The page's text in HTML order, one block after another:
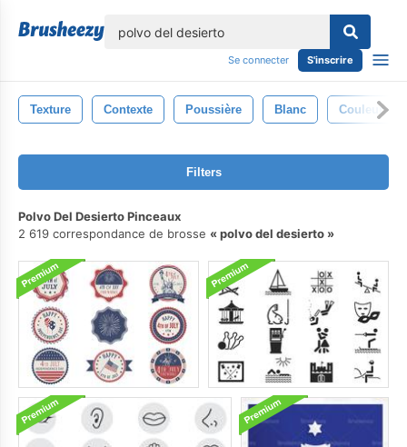
Se connecter S'inscrire
Texture Contexte Poussière Blanc Couleur
Filters
Polvo Del Desierto Pinceaux
2 619 correspondance de brosse
polvo del desierto